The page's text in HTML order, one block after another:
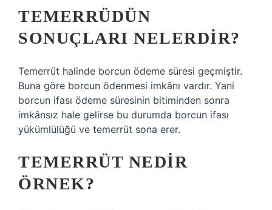
TEMERRÜDÜN
SONUÇLARI NELERDIR?
Temerrüt halinde borcun ödeme süresi geçmiştir.
Buna göre borcun ödenmesi imkânı vardır. Yani
borcun ifası ödeme süresinin bitiminden sonra
imkânsız hale gelirse bu durumda borcun ifası
yükümlülüğü ve temerrüt sona erer.
TEMERRÜT NEDIR
ÖRNEK?